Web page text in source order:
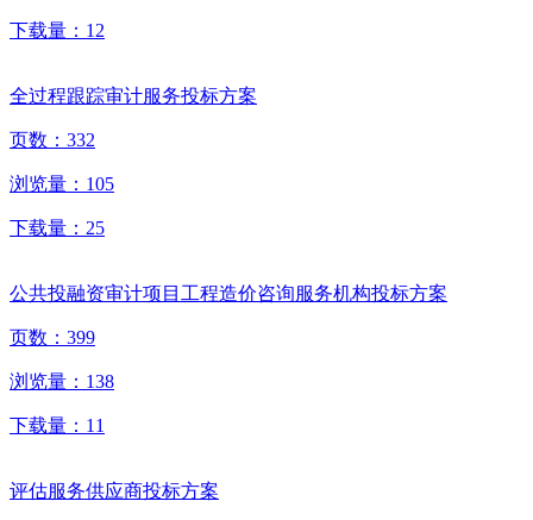
下载量： 12
全过程跟踪审计服务投标方案
页数： 332
浏览量： 105
下载量： 25
公共投融资审计项目工程造价咨询服务机构投标方案
页数： 399
浏览量： 138
下载量： 11
评估服务供应商投标方案